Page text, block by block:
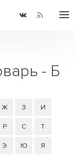
- Б
Ж З И
Р С Т
Э Ю Я